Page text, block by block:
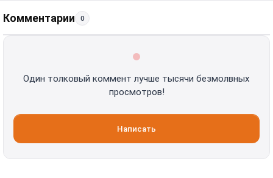
Комментарии 0
Один толковый коммент лучше тысячи безмолвных
просмотров!
Написать